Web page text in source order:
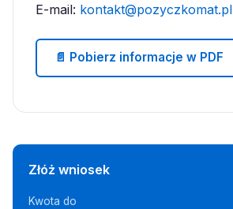
E-mail: kontakt@pozyczkomat.pl
📄 Pobierz informacje w PDF
Złóż wniosek
Kwota do